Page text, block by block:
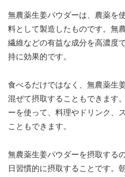
無農薬生姜パウダーは、農薬を
料として製造したものです。無
繊維などの有益な成分を高濃度
持に効果的です。
食べるだけではなく、無農薬生
混ぜて摂取することもできます
ーを使って、料理やドリンク、
こともできます。
無農薬生姜パウダーを摂取する
日習慣的に摂取することです。